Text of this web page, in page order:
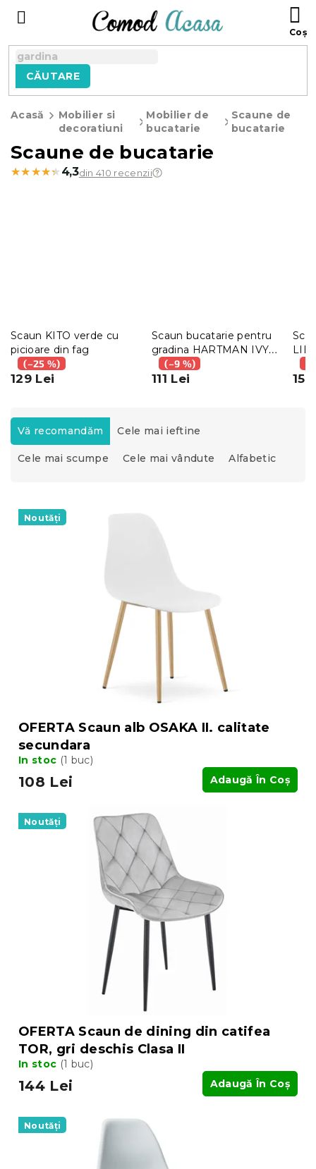
CĂUTARE
Acasă
Mobilier si
decoratiuni
Mobilier de
bucatarie
Scaune de
bucatarie
Scaune de bucatarie
★★★★★
★★★★★ 4,3din 410 recenzii
Scaun KITO verde cu
picioare din fag
(–25 %)
129 Lei
Scaun bucatarie pentru
gradina HARTMAN IVY,
verde
(–9 %)
111 Lei
S
e
l
e
Vă recomandăm Cele mai ieftine
Cele mai scumpe Cele mai vândute Alfabetic
Noutăți
OFERTA Scaun alb OSAKA II. calitate
secundara
In stoc (1 buc)
108 Lei Adaugă În Coş
Noutăți
OFERTA Scaun de dining din catifea
TOR, gri deschis Clasa II
In stoc (1 buc)
144 Lei Adaugă În Coş
Noutăți